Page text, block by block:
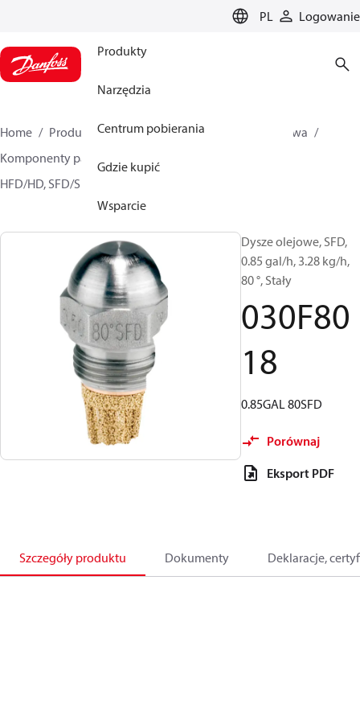
PL Logowanie
Produkty
Narzędzia
Centrum pobierania
Gdzie kupić
Wsparcie
Home Produkty
Climate Solutions dla ogrzewnictwa
Komponenty palników olejowych
HFD/HD, SFD/SD
Dysze olejowe, SFD,
0.85 gal/h, 3.28 kg/h,
80 °, Stały
030F80
18
0.85GAL 80SFD
Porównaj
Eksport PDF
Szczegóły produktu Dokumenty Deklaracje,